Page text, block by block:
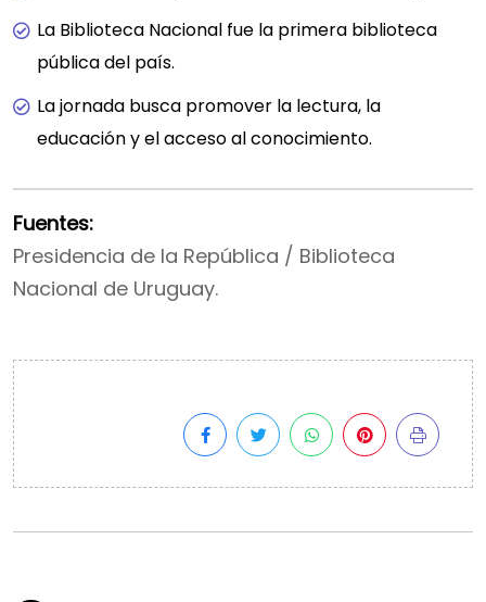
La Biblioteca Nacional fue la primera biblioteca
pública del país.
La jornada busca promover la lectura, la
educación y el acceso al conocimiento.
Fuentes:
Presidencia de la República / Biblioteca
Nacional de Uruguay.